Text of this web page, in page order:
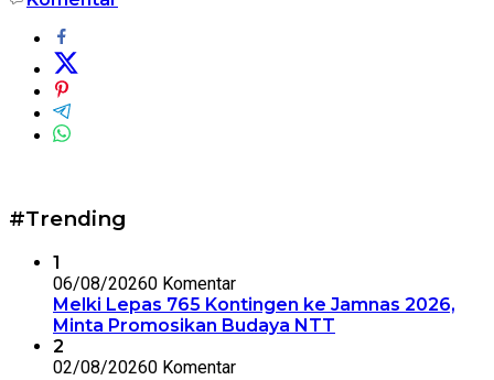
#Trending
1
06/08/20260 Komentar
Melki Lepas 765 Kontingen ke Jamnas 2026,
Minta Promosikan Budaya NTT
2
02/08/20260 Komentar